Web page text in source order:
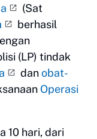
(Sat
berhasil
(LP) tindak
danobat-
Operasi
10 hari, dari